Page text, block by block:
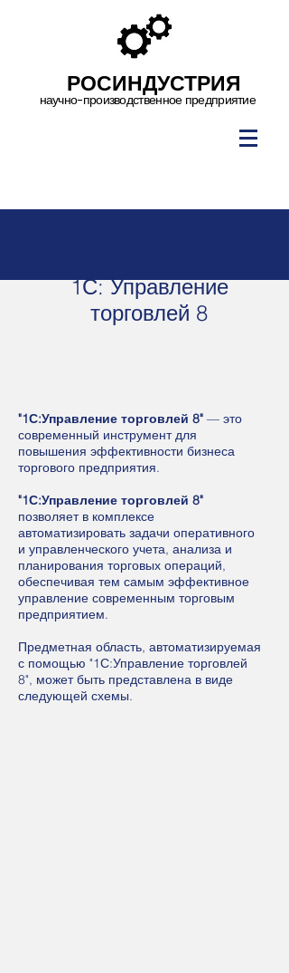
РОСИНДУСТРИЯ
научно-производственное предприятие
1С: Управление
торговлей 8
"1С:Управление торговлей 8" — это
современный инструмент для
повышения эффективности бизнеса
торгового предприятия.
"1С:Управление торговлей 8"
позволяет в комплексе
автоматизировать задачи оперативного
и управленческого учета, анализа и
планирования торговых операций,
обеспечивая тем самым эффективное
управление современным торговым
предприятием.
Предметная область, автоматизируемая
с помощью "1С:Управление торговлей
8", может быть представлена в виде
следующей схемы.